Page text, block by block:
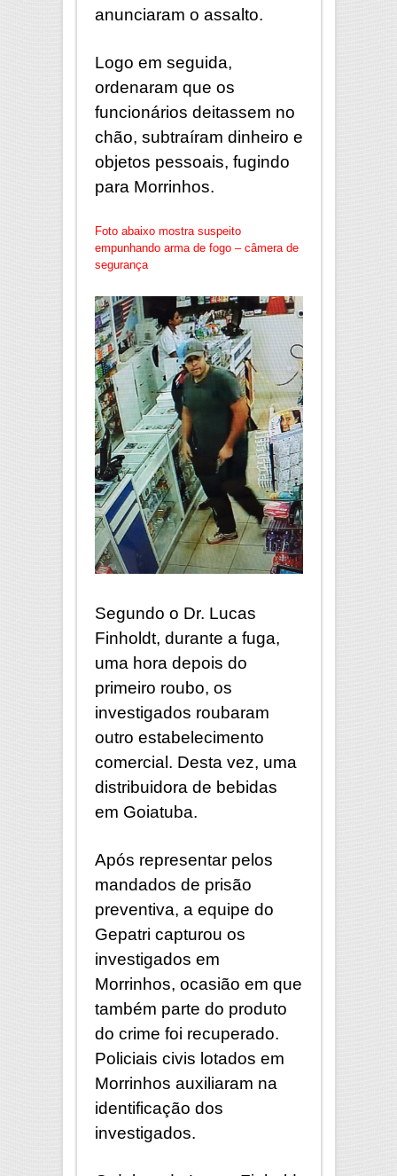
anunciaram o assalto.
Logo em seguida,
ordenaram que os
funcionários deitassem no
chão, subtraíram dinheiro e
objetos pessoais, fugindo
para Morrinhos.
Foto abaixo mostra suspeito
empunhando arma de fogo – câmera de
segurança
Segundo o Dr. Lucas
Finholdt, durante a fuga,
uma hora depois do
primeiro roubo, os
investigados roubaram
outro estabelecimento
comercial. Desta vez, uma
distribuidora de bebidas
em Goiatuba.
Após representar pelos
mandados de prisão
preventiva, a equipe do
Gepatri capturou os
investigados em
Morrinhos, ocasião em que
também parte do produto
do crime foi recuperado.
Policiais civis lotados em
Morrinhos auxiliaram na
identificação dos
investigados.